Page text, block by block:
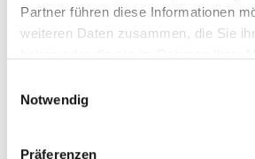
Partner führen diese Informationen
weiteren Daten zusammen, die Sie
Notwendig
Präferenzen